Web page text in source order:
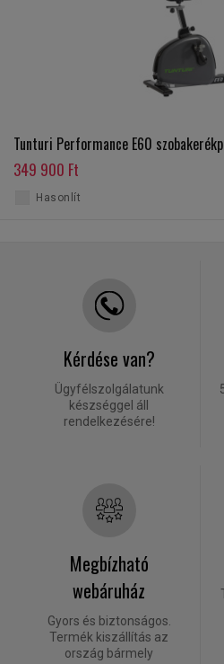
Tunturi Performance E60
349 900 Ft
Hasonlít
Kérdése van?
Ügyfélszolgálatunk
készséggel áll
rendelkezésére!
Megbízható
webáruház
Gyors és biztonságos.
Termék kiszállítás az
ország bármely